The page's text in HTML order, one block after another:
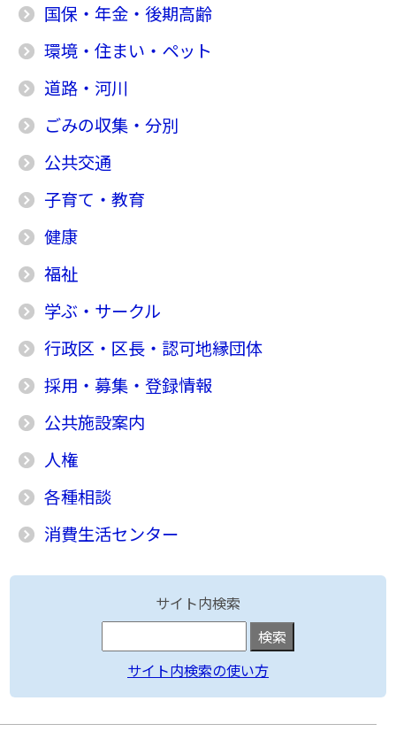
国保・年金・後期高齢
環境・住まい・ペット
道路・河川
ごみの収集・分別
公共交通
子育て・教育
健康
福祉
学ぶ・サークル
行政区・区長・認可地縁団体
採用・募集・登録情報
公共施設案内
人権
各種相談
消費生活センター
サイト内検索
サイト内検索の使い方